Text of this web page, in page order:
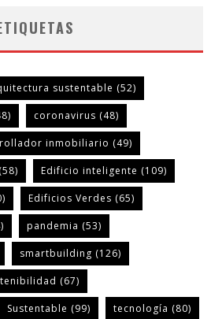
sustentable (52)
coronavirus (48)
inmobiliario (49)
(58) Edificio inteligente (109)
Edificios Verdes (65)
pandemia (53)
smartbuilding (126)
(67)
Sustentable (99) tecnología (80)